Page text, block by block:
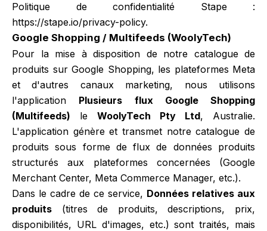
Politique de confidentialité Stape :
https://stape.io/privacy-policy.
Google Shopping / Multifeeds (WoolyTech)
Pour la mise à disposition de notre catalogue de
produits sur Google Shopping, les plateformes Meta
et d'autres canaux marketing, nous utilisons
l'application Plusieurs flux Google Shopping
(Multifeeds) le WoolyTech Pty Ltd, Australie.
L'application génère et transmet notre catalogue de
produits sous forme de flux de données produits
structurés aux plateformes concernées (Google
Merchant Center, Meta Commerce Manager, etc.).
Dans le cadre de ce service, Données relatives aux
produits (titres de produits, descriptions, prix,
disponibilités, URL d'images, etc.) sont traités, mais